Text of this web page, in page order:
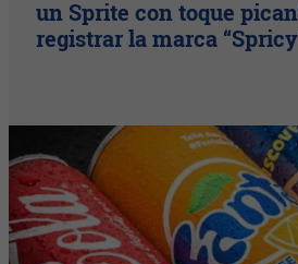
un Sprite con toque
registrar la marca